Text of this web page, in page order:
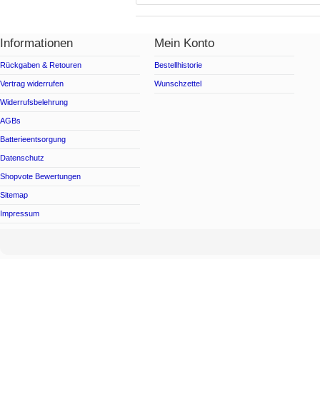
Informationen
Rückgaben & Retouren
Vertrag widerrufen
Widerrufsbelehrung
AGBs
Batterieentsorgung
Datenschutz
Shopvote Bewertungen
Sitemap
Impressum
Mein Konto
Bestellhistorie
Wunschzettel